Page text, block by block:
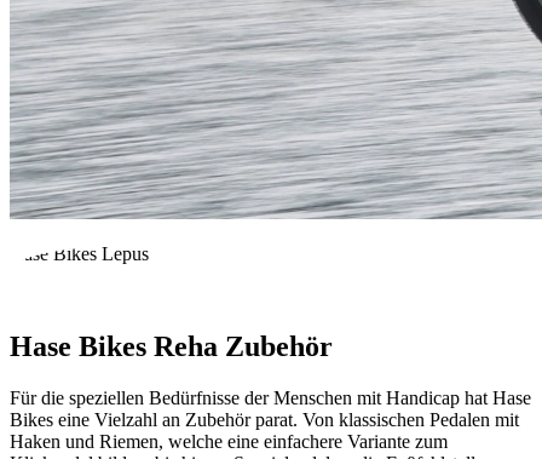
Hase Bikes Lepus
Hase Bikes Reha Zubehör
Für die speziellen Bedürfnisse der Menschen mit Handicap hat Hase
Bikes eine Vielzahl an Zubehör parat. Von klassischen Pedalen mit
Haken und Riemen, welche eine einfachere Variante zum